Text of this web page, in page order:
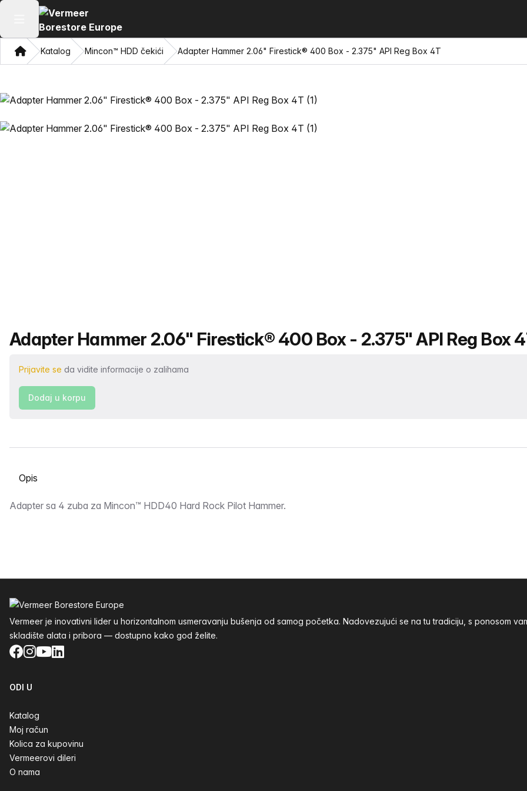
Otvori glavni meni
DomKatalog Mincon™ HDD čekići Adapter Hammer 2.06" Firestick® 400 Box - 2.375" API Reg Box 4T
Naziv proizvoda
Adapter Hammer 2.06" Firestick® 400 Box - 2.375" API Reg Box
Prijavite se da vidite informacije o zalihama
Dodaj u korpu
Odaberite karticu
Opis
Adapter sa 4 zuba za Mincon™ HDD40 Hard Rock Pilot Hammer.
Vermeer je inovativni lider u horizontalnom usmeravanju bušenja od samog početka. Nadovezujući se na tu tradiciju, s ponosom
skladište alata i pribora — dostupno kako god želite.
Facebook
Instagram
YouTube
LinkedIn
ODI U
Katalog
Moj račun
Kolica za kupovinu
Vermeerovi dileri
O nama